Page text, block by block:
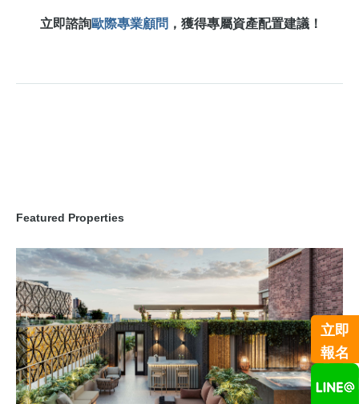
立即諮詢歐際專業顧問 ，獲得專屬資產配置建議！
Featured Properties
立即
報名